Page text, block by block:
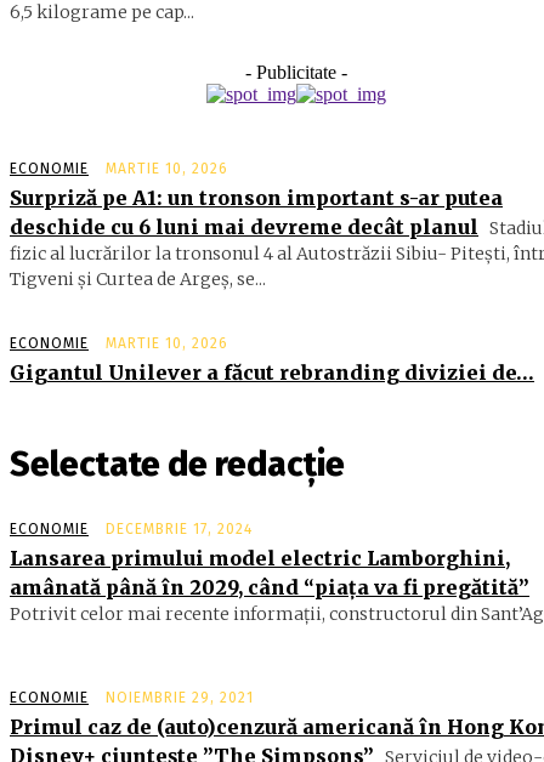
6,5 ki­lograme pe cap...
- Publicitate -
ECONOMIE MARTIE 10, 2026
Surpriză pe A1: un tronson important s-ar putea
deschide cu 6 luni mai devreme decât planul
fizic al lucrărilor la tronsonul 4 al Autostrăzii Sibiu- Piteşti,
Tigveni şi Curtea de Argeş, se...
ECONOMIE MARTIE 10, 2026
Gigantul Unilever a făcut rebranding diviziei de…
Selectate de redacție
ECONOMIE DECEMBRIE 17, 2024
Lansarea primului model electric Lamborghini,
amânată până în 2029, când “piața va fi pregătită”
Potrivit celor mai recente informații, constructorul din
ECONOMIE NOIEMBRIE 29, 2021
Primul caz de (auto)cenzură americană în Hong
Disney+ ciuntește ”The Simpsons” Serviciul de